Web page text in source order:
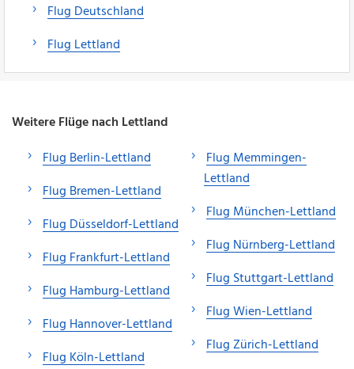
Flug Deutschland
Flug Lettland
Weitere Flüge nach Lettland
Flug Berlin-Lettland
Flug Bremen-Lettland
Flug Düsseldorf-Lettland
Flug Frankfurt-Lettland
Flug Hamburg-Lettland
Flug Hannover-Lettland
Flug Köln-Lettland
Flug Memmingen-
Lettland
Flug München-Lettland
Flug Nürnberg-Lettland
Flug Stuttgart-Lettland
Flug Wien-Lettland
Flug Zürich-Lettland